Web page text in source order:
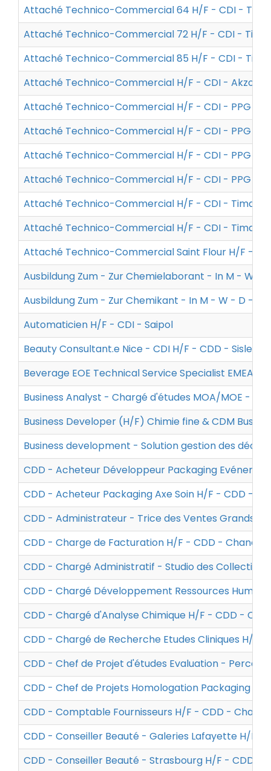
Attaché Technico-Commercial 64 H/F - CDI -
Attaché Technico-Commercial 72 H/F - CDI -
Attaché Technico-Commercial 85 H/F - CDI -
Attaché Technico-Commercial H/F - CDI - Akzo
Attaché Technico-Commercial H/F - CDI - PPG
Attaché Technico-Commercial H/F - CDI - PPG
Attaché Technico-Commercial H/F - CDI - PPG
Attaché Technico-Commercial H/F - CDI - PPG
Attaché Technico-Commercial H/F - CDI - Timac
Attaché Technico-Commercial H/F - CDI - Timac
Attaché Technico-Commercial Saint Flour H/F -
Ausbildung Zum - Zur Chemielaborant - In M - W -
Ausbildung Zum - Zur Chemikant - In M - W - D -
Automaticien H/F - CDI - Saipol
Beauty Consultant.e Nice - CDI H/F - CDD - Sisley
Beverage EOE Technical Service Specialist EMEA H/
Business Analyst - Chargé d'études MOA/MOE -
Business Developer (H/F) Chimie fine & CDM
Business development - Solution gestion des
CDD - Acheteur Développeur Packaging
CDD - Acheteur Packaging Axe Soin H/F - CDD -
CDD - Administrateur - Trice des Ventes Grands
CDD - Charge de Facturation H/F - CDD - Chanel
CDD - Chargé Administratif - Studio des
CDD - Chargé Développement Ressources
CDD - Chargé d'Analyse Chimique H/F - CDD -
CDD - Chargé de Recherche Etudes Cliniques H/F -
CDD - Chef de Projet d'études Evaluation -
CDD - Chef de Projets Homologation Packaging H/
CDD - Comptable Fournisseurs H/F - CDD - Chanel
CDD - Conseiller Beauté - Galeries Lafayette H/F -
CDD - Conseiller Beauté - Strasbourg H/F - CDD -